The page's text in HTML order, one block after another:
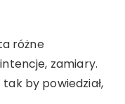
różne
zamiary.
by powiedział,